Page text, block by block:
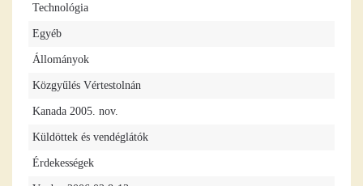
Technológia
Egyéb
Állományok
Közgyűlés Vértestolnán
Kanada 2005. nov.
Küldöttek és vendéglátók
Érdekességek